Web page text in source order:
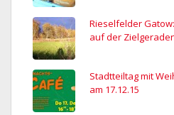
Rieselfelder
auf der
Stadtteiltag mit
am 17.12.15